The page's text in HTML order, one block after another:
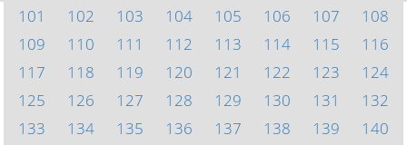
101
102 103 104 105 106 107
108
109
110 111 112 113 114 115
116
117
118 119 120 121 122 123
124
125
126 127 128 129 130 131
132
133
134 135 136 137 138 139
140